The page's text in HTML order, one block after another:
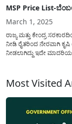
MSP Price List-
March 1, 2025
ರಾಜ್ಯ ಮತ್ತು ಕೇಂದ್ರ
ನೀಡಿ ರೈತರಿಂದ ನೇರವಾಗಿ
ನೀಡಲಾಗಿದ್ದು ಇದೇ
Most Visited